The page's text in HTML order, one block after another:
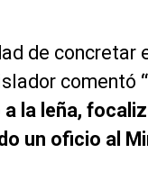
de
comentó
la leña,
un oficio al